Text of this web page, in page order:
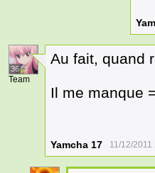
36
Team
Au fait, quand
Il me manque
Yamcha 17 11/12/2011